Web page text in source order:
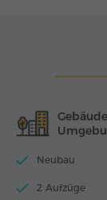
Neubau
2 Aufzüge